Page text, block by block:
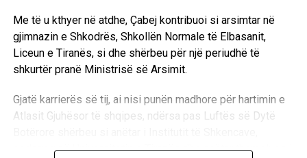
Me të u kthyer në atdhe, Çabej kontribuoi si arsimtar në
gjimnazin e Shkodrës, Shkollën Normale të Elbasanit,
Liceun e Tiranës, si dhe shërbeu për një periudhë të
shkurtër pranë Ministrisë së Arsimit.
Gjatë karrierës së tij, ai nisi punën madhore për hartimin e
Atlasit Gjuhësor të shqipes, ndërsa pas Luftës së Dytë
pedagog në Universitetin e Tiranës dhe anëtar themelues i